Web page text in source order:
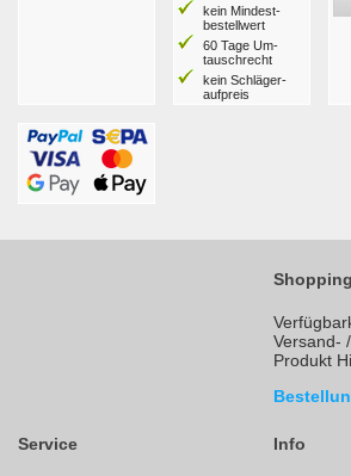
kein Mindest­
bestell­wert
60 Tage Um­
tausch­recht
kein Schläger­
aufpreis
Shopping
Versand-
Produkt
Service Info